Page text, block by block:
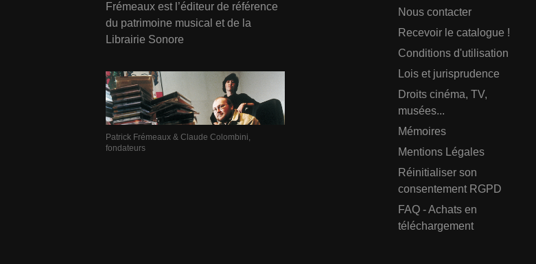
Frémeaux est l’éditeur de référence
du patrimoine musical et de la
Librairie Sonore
Patrick Frémeaux & Claude Colombini,
fondateurs
Nous contacter
Recevoir le catalogue !
Conditions d'utilisation
Lois et jurisprudence
Droits cinéma, TV,
musées...
Mémoires
Mentions Légales
Réinitialiser son
consentement RGPD
FAQ - Achats en
téléchargement